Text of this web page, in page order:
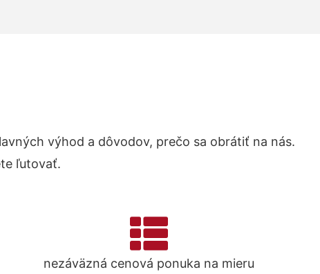
výhod a dôvodov, prečo sa obrátiť na nás.
ľutovať.
nezáväzná cenová ponuka na mieru